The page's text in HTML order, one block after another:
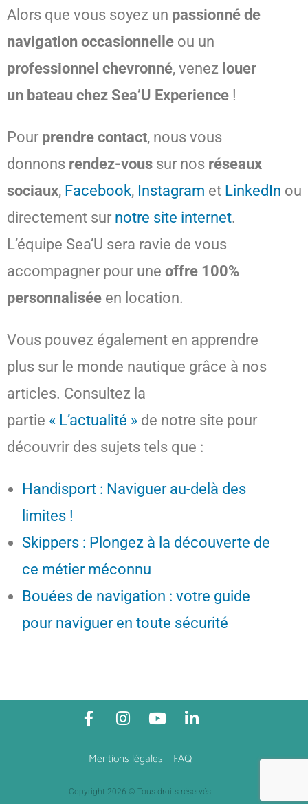
Alors que vous soyez un passionné de
navigation occasionnelle ou un
professionnel chevronné, venez louer
un bateau chez Sea’U Experience !
Pour prendre contact, nous vous
donnons rendez-vous sur nos réseaux
sociaux, Facebook, Instagram et LinkedIn ou
directement sur notre site internet.
L’équipe Sea’U sera ravie de vous
accompagner pour une offre 100%
personnalisée en location.
Vous pouvez également en apprendre
plus sur le monde nautique grâce à nos
articles. Consultez la
partie « L’actualité » de notre site pour
découvrir des sujets tels que :
Handisport : Naviguer au-delà des
limites !
Skippers : Plongez à la découverte de
ce métier méconnu
Bouées de navigation : votre guide
pour naviguer en toute sécurité
Mentions légales–FAQ
Copyright 2026 © Tous droits réservés